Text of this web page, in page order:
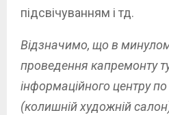
підсвічуванням і тд.
Відзначимо, що в
проведення капремонту
інформаційного центру по
(колишній художній